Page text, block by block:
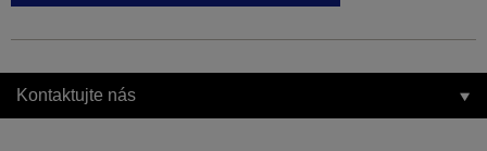
Kontaktujte nás